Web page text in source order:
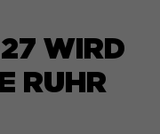
WIRD
RUHR